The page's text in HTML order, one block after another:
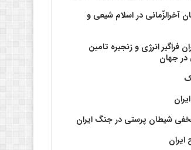
آخر‌الزّمانی در اسلام شیعی و
فراگیر انرژی و زنجیره تامین
در جهان
شیطان پرستی در جنگ ایران